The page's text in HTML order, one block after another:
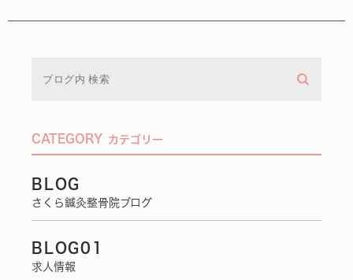
CATEGORY カテゴリー
BLOG
さくら鍼灸整骨院ブログ
BLOG01
求人情報